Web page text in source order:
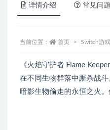
详情介绍 常见问题
当前位置： 首页 Switch游戏
《火焰守护者 Flame
在不同生物群落中厮杀战
暗影生物偷走的永恒之火